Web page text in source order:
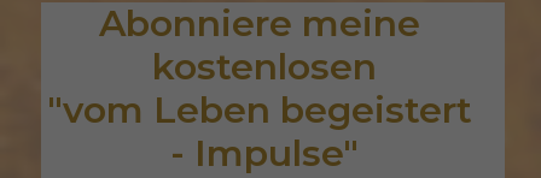
Abonniere meine
kostenlosen
"vom Leben begeistert
- Impulse"